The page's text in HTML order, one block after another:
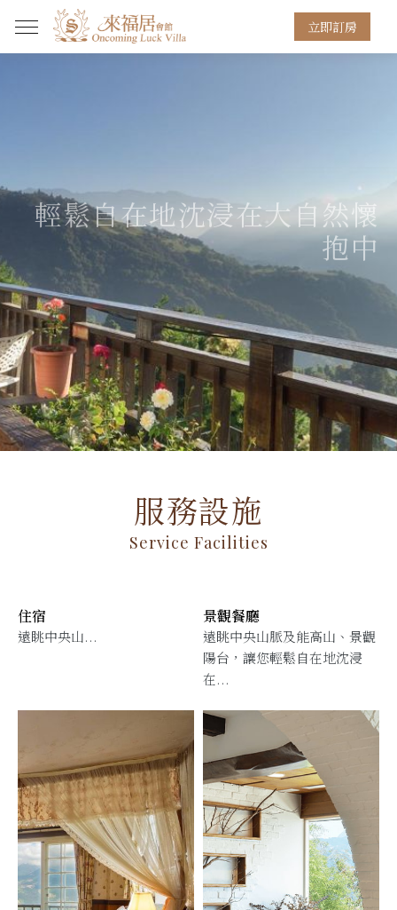
輕鬆自在地沈浸在大自然懷
抱中
來福居如夢中浪漫家園，佇立在清境山巒上
等待遠方的家人歸來
服務設施
Service Facilities
住宿
遠眺中央山...
景觀餐廳
遠眺中央山脈及能高山、景觀
陽台，讓您輕鬆自在地沈浸
在...
立即訂房